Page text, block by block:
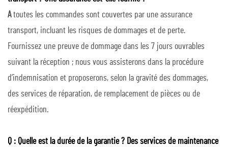
Atoutes les commandes sont couvertes par une assurance
transport, incluant les risques de dommages et de perte.
Fournissez une preuve de dommage dans les 7 jours ouvrables
suivant la réception ; nous vous assisterons dans la procédure
d’indemnisation et proposerons, selon la gravité des dommages,
des services de réparation, de remplacement de pièces ou de
réexpédition.
Q : Quelle est la durée de la garantie ? Des services de maintenance